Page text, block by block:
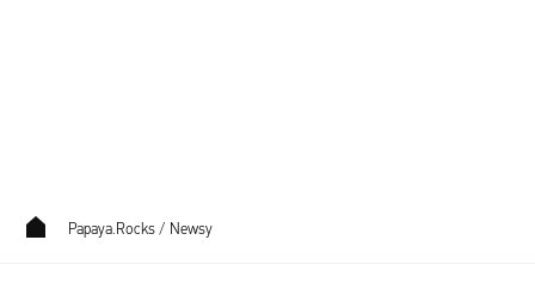
Papaya.Rocks / Newsy